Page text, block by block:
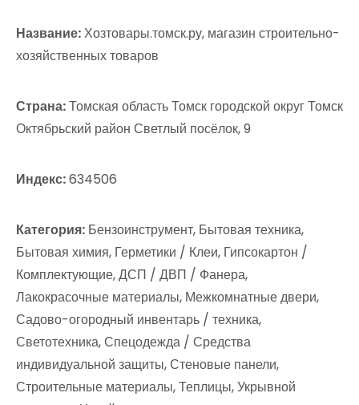
Название:Хозтовары.томск.ру, магазин строительно-
хозяйственных товаров
Страна:Томская область Томск городской округ Томск
Октябрьский район Светлый посёлок, 9
Индекс:634506
Категория: Бензоинструмент, Бытовая техника,
Бытовая химия, Герметики / Клеи, Гипсокартон /
Комплектующие, ДСП / ДВП / Фанера,
Лакокрасочные материалы, Межкомнатные двери,
Садово-огородный инвентарь / техника,
Светотехника, Спецодежда / Средства
индивидуальной защиты, Стеновые панели,
Строительные материалы, Теплицы, Укрывной